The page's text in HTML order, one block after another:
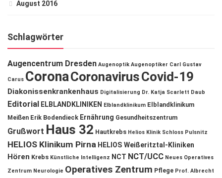
August 2016
Schlagwörter
Augencentrum Dresden Augenoptik Augenoptiker Carl Gustav
Carus CoronaCoronavirusCovid-19
Diakonissenkrankenhaus Digitalisierung Dr. Katja Scarlett Daub
Editorial ELBLANDKLINIKEN Elblandklinikum Elblandklinikum
Meißen Erik Bodendieck Ernährung Gesundheitszentrum
Grußwort Haus 32 Hautkrebs Helios Klinik Schloss Pulsnitz
HELIOS Klinikum Pirna HELIOS Weißeritztal-Kliniken
Hören Krebs Künstliche Intelligenz NCT NCT/UCC Neues Operatives
Zentrum Neurologie Operatives Zentrum Pflege Prof. Albrecht